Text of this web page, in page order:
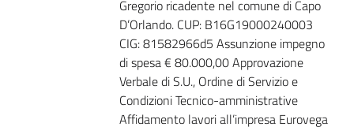
Gregorio ricadente nel comune di Capo
D’Orlando. CUP: B16G19000240003
CIG: 81582966d5 Assunzione impegno
di spesa € 80.000,00 Approvazione
Verbale di S.U., Ordine di Servizio e
Condizioni Tecnico-amministrative
Affidamento lavori all’impresa Eurovega